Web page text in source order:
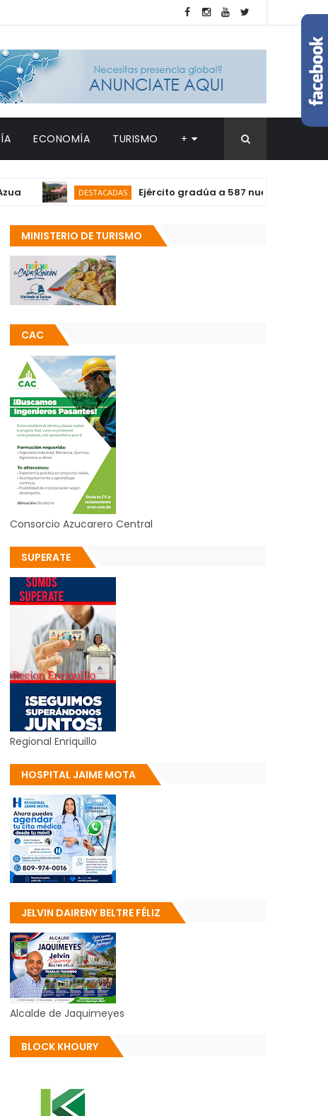
ECONOMÍA TURISMO +
DESTACADAS Ejército gradúa a 587 nuevos rasos
MINISTERIO DE TURISMO
CAC
Consorcio Azucarero Central
SUPERATE
Regional Enriquillo
HOSPITAL JAIME MOTA
JELVIN DAIRENY BELTRE FÉLIZ
Alcalde de Jaquimeyes
BLOCK KHOURY